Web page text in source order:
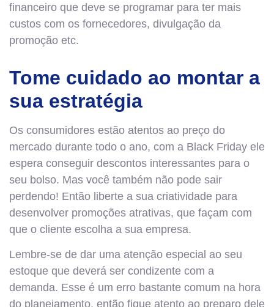
financeiro que deve se programar para ter mais
custos com os fornecedores, divulgação da
promoção etc.
Tome cuidado ao montar a
sua estratégia
Os consumidores estão atentos ao preço do
mercado durante todo o ano, com a Black Friday ele
espera conseguir descontos interessantes para o
seu bolso. Mas você também não pode sair
perdendo! Então liberte a sua criatividade para
desenvolver promoções atrativas, que façam com
que o cliente escolha a sua empresa.
Lembre-se de dar uma atenção especial ao seu
estoque que deverá ser condizente com a
demanda. Esse é um erro bastante comum na hora
do planejamento, então fique atento ao preparo dele